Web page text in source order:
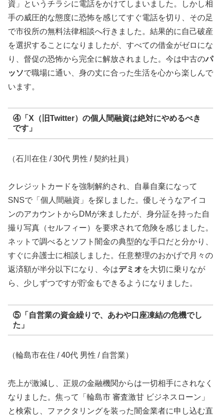
資」というチラシに電話をかけてしまいました。しかし相
手の威圧的な態度に恐怖を感じてすぐ電話を切り、その足
で市役所の無料法律相談へ行きました。結果的に自己破産
を選択することになりましたが、すべての借金がゼロにな
り、督促の恐怖から完全に解放されました。今は中古のパ
ッソで職場に通い、身の丈に合った生活を心から楽しんで
います。
④「X（旧Twitter）の個人間融資は絶対にやめるべき
です」
（石川在住 / 30代 男性 / 契約社員）
クレジットカードを強制解約され、自暴自棄になって
SNSで「個人間融資」を探しました。優しそうなアイコ
ンのアカウントからDMが来ましたが、身分証を持った自
撮り写真（セルフィー）を要求されて危険を感じました。
ネットで調べるとソフト闇金の典型的な手口だと分かり、
すぐに弁護士に相談しました。任意整理のおかげで月々の
返済額が半分以下になり、今はデミオを大切に乗りなが
ら、少しずつですが貯金もできるようになりました。
⑤「自営業の資金繰りで、あわや口座凍結の危機でし
た」
（輪島市在住 / 40代 男性 / 自営業）
売上が激減し、正規の金融機関からは一切相手にされなく
なりました。焦って「輪島市 審査激甘 ビジネスローン」
と検索し、ファクタリングを装った闇金業者に申し込む直